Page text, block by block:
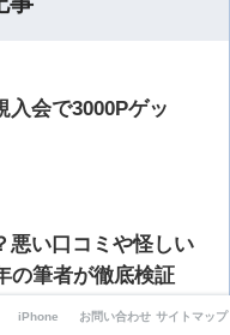
入会で3000Pゲッ
悪い口コミや怪しい
の筆者が徹底検証
iPhone お問い合わせ サイトマップ